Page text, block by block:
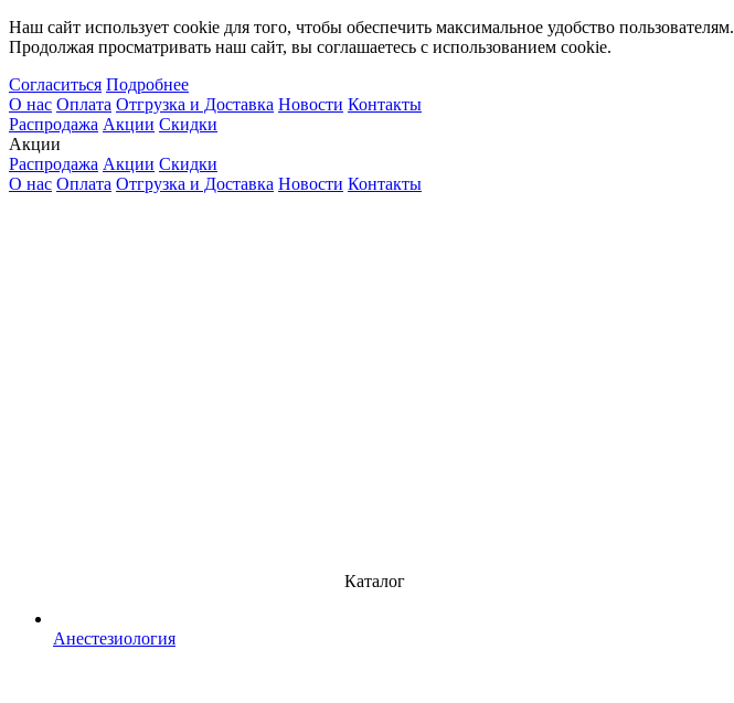
Наш сайт использует cookie для того, чтобы обеспечить максимальное удобство пользователям.
Продолжая просматривать наш сайт, вы соглашаетесь с использованием cookie.
Согласиться Подробнее
О нас Оплата Отгрузка и Доставка Новости Контакты
Распродажа Акции Скидки
Акции
Распродажа Акции Скидки
О нас Оплата Отгрузка и Доставка Новости Контакты
Каталог
Анестезиология